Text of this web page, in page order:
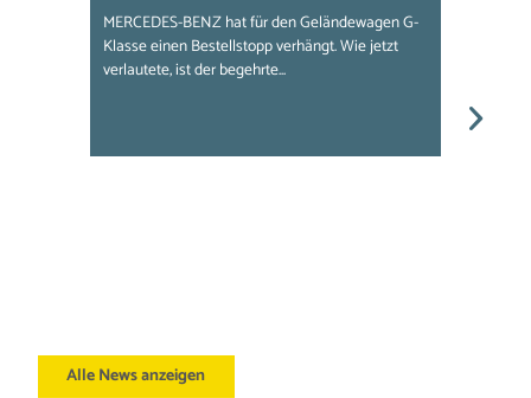
MERCEDES-BENZ hat für den Geländewagen G-
Klasse einen Bestellstopp verhängt. Wie jetzt
verlautete, ist der begehrte...
Alle News anzeigen